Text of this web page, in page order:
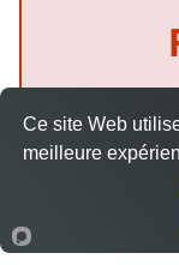
Menu V1 -
Accueil
Ce site Web
meilleure